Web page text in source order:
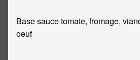
Base sauce tomate, fromage,
oeuf